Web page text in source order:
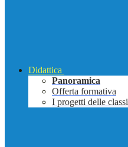
Didattica
Panoramica
Offerta formativa
I progetti delle classi